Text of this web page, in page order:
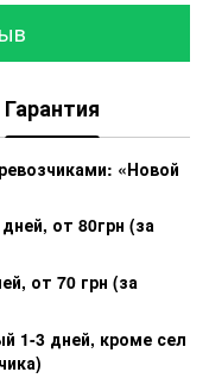
Гарантия
«Новой
от 80грн (за
от 70 грн (за
1-3 дней, кроме сел